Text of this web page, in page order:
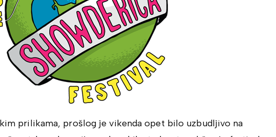
prilikama, prošlog je vikenda opet bilo uzbudljivo na